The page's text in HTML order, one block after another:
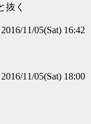
抜く
11/05(Sat) 16:42
11/05(Sat) 18:00